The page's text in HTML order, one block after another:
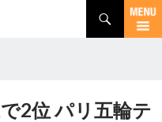
2位 パリ五輪テ